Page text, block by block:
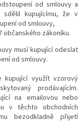
od smlouvy a
sdělil kupujícímu, že v
od smlouvy,
občanského zákoníku.
musí kupující odeslat
od smlouvy.
kupující využít vzorový
prodávajícím.
na emailovou nebo
v těchto obchodních
bezodkladně přijetí